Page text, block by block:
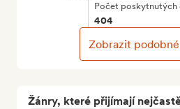
Žánry, které přijímají
Počet
404
Zobrazit